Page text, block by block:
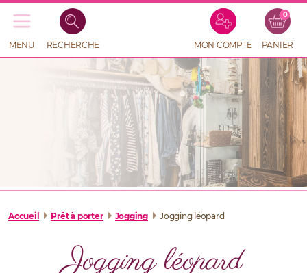
Recherche
de
MENU RECHERCHE MON COMPTE PANIER
0
RECHERCHE
DE
PRODUITS
Accueil Prêt à porter Jogging Jogging léopard
Jogging léopard